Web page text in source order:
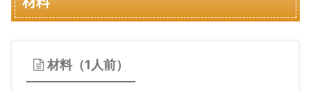
材料（1人前）